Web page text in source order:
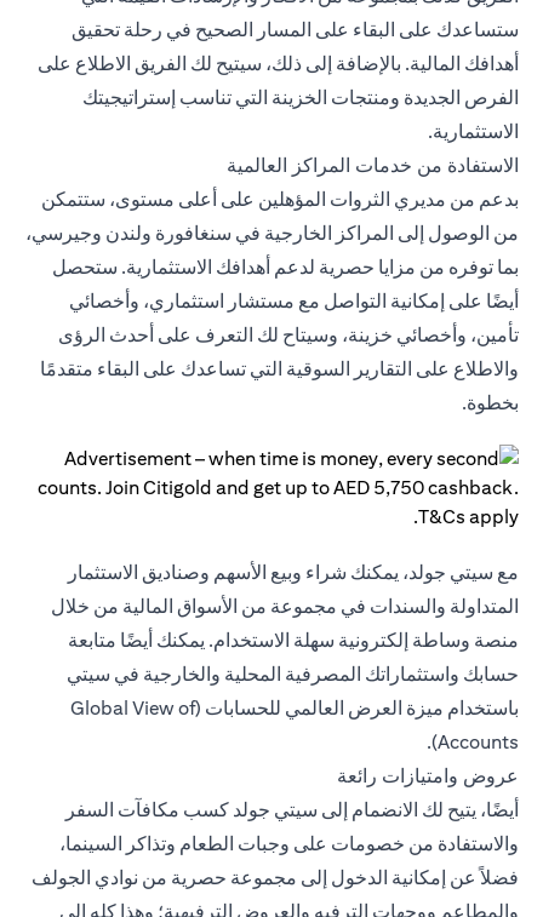
ستساعدك على البقاء على المسار الصحيح في رحلة تحقيق
أهدافك المالية. بالإضافة إلى ذلك، سيتيح لك الفريق الاطلاع على
الفرص الجديدة ومنتجات الخزينة التي تناسب إستراتيجيتك
الاستثمارية.
الاستفادة من خدمات المراكز العالمية
بدعم من مديري الثروات المؤهلين على أعلى مستوى، ستتمكن
من الوصول إلى المراكز الخارجية في سنغافورة ولندن وجيرسي،
بما توفره من مزايا حصرية لدعم أهدافك الاستثمارية. ستحصل
أيضًا على إمكانية التواصل مع مستشار استثماري، وأخصائي
تأمين، وأخصائي خزينة، وسيتاح لك التعرف على أحدث الرؤى
والاطلاع على التقارير السوقية التي تساعدك على البقاء متقدمًا
بخطوة.
مع سيتي جولد، يمكنك شراء وبيع الأسهم وصناديق الاستثمار
المتداولة والسندات في مجموعة من الأسواق المالية من خلال
منصة وساطة إلكترونية سهلة الاستخدام. يمكنك أيضًا متابعة
حسابك واستثماراتك المصرفية المحلية والخارجية في سيتي
باستخدام ميزة العرض العالمي للحسابات (Global View of
Accounts).
عروض وامتيازات رائعة
أيضًا، يتيح لك الانضمام إلى سيتي جولد كسب مكافآت السفر
والاستفادة من خصومات على وجبات الطعام وتذاكر السينما،
فضلاً عن إمكانية الدخول إلى مجموعة حصرية من نوادي الجولف
والمطاعم ووجهات الترفيه والعروض الترفيهية؛ وهذا كله إلى